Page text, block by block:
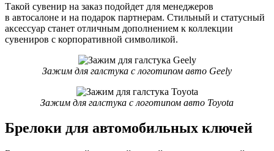
Такой сувенир на заказ подойдет для менеджеров
в автосалоне и на подарок партнерам. Стильный и статусный
аксессуар станет отличным дополнением к коллекции
сувениров с корпоративной символикой.
Зажим для галстука с логотипом авто Geely
Зажим для галстука с логотипом авто Toyota
Брелоки для автомобильных ключей